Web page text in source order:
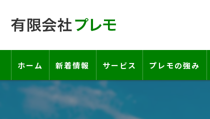
ホーム 新着情報 サービス
工事の流れ―契約書・保証書
プレモの強み